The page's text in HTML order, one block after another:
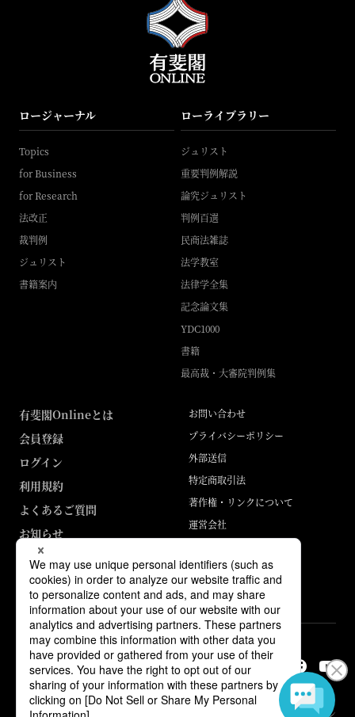
ロージャーナル
Topics
for Business
for Research
法改正
裁判例
ジュリスト
書籍案内
ローライブラリー
ジュリスト
重要判例解説
論究ジュリスト
判例百選
民商法雑誌
法学教室
法律学全集
記念論文集
YDC1000
書籍
最高裁・大審院判例集
有斐閣Onlineとは
会員登録
ログイン
利用規約
よくあるご質問
お知らせ
お問い合わせ
プライバシーポリシー
外部送信
特定商取引法
著作権・リンクについて
運営会社
ABJマークは、この電子書店・電子書籍配信サービスが、著作権者からコン